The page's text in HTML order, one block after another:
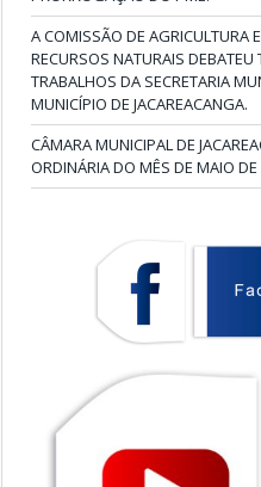
A COMISSÃO DE AGRICULTURA
RECURSOS NATURAIS
TRABALHOS DA SECRETARIA
MUNICÍPIO DE JACAREACANGA.
CÂMARA MUNICIPAL DE
ORDINÁRIA DO MÊS DE MAIO